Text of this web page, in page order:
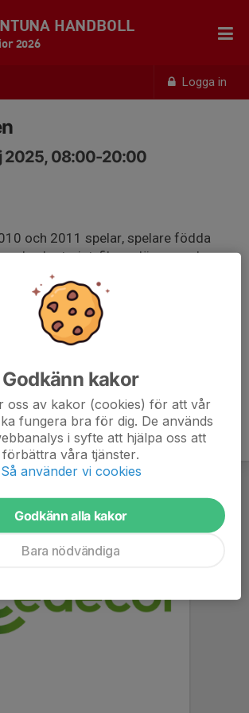
Logga in
HANDBOLL
2026
2025, 08:00-20:00
och 2011 spelar, spelare födda
sekretariat, filma, döma med mera.
ni med 09:or) behövs i sek, som
så boka helgen!
Godkänn kakor
oss av kakor (cookies) för att vår
fungera bra för dig. De används
i syfte att hjälpa oss att
förbättra våra tjänster.
Så använder vi cookies
Godkänn alla kakor
Bara nödvändiga